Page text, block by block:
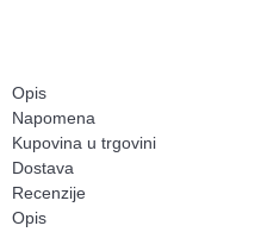
Opis
Napomena
Kupovina u trgovini
Dostava
Recenzije
Opis